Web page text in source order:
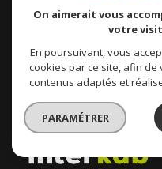
On aimerait vous
votre
En poursuivant, vous
cookies par ce site, afin
contenus adaptés et
PARAMÉTRER